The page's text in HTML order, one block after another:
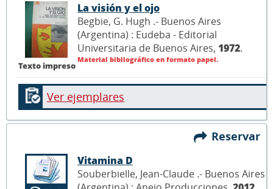
Texto impreso
La visión y el ojo
Begbie, G. Hugh .- Buenos Aires
(Argentina) : Eudeba - Editorial
Universitaria de Buenos Aires, 1972.
Material bibliográfico en formato papel.
Ver ejemplares
Reservar
Vitamina D
Souberbielle, Jean-Claude .- Buenos Aires